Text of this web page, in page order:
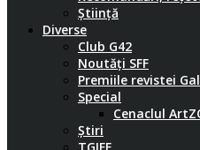
Știință
Diverse
Club G42
Noutăți SFF
Premiile revistei
Special
Cenaclul
Știri